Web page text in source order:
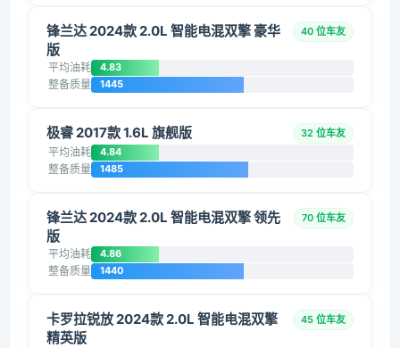
锋兰达 2024款 2.0L 智能电混双擎 豪华
版
40 位车友
平均油耗 4.83
整备质量 1445
极睿 2017款 1.6L 旗舰版 32 位车友
平均油耗 4.84
整备质量 1485
锋兰达 2024款 2.0L 智能电混双擎 领先
版
70 位车友
平均油耗 4.86
整备质量 1440
卡罗拉锐放 2024款 2.0L 智能电混双擎
精英版
45 位车友